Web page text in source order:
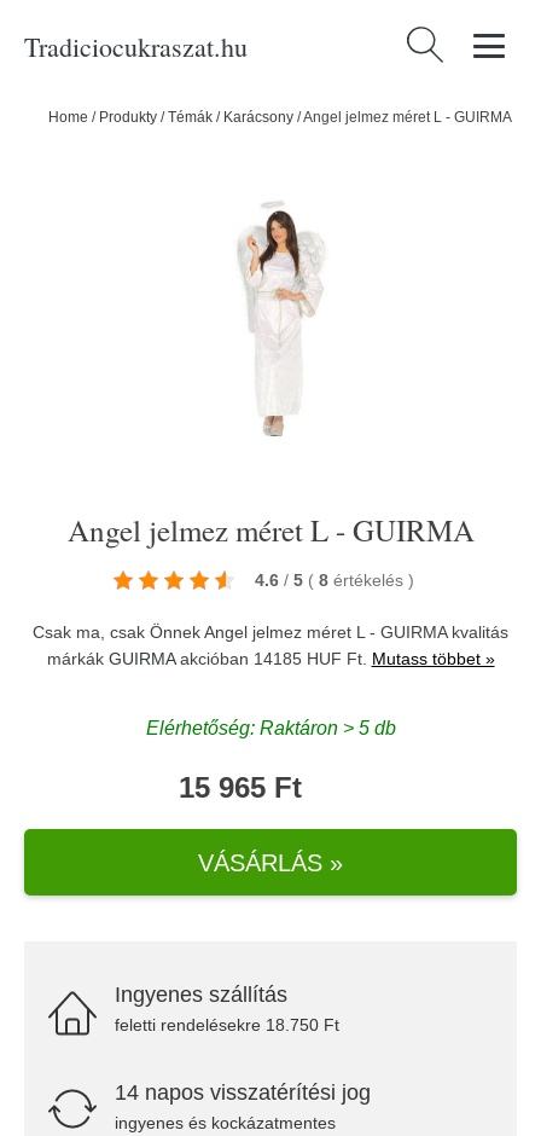
Tradiciocukraszat.hu Keresés:
Home / Produkty /Témák / Karácsony /Angel jelmez méret L - GUIRMA
Angel jelmez méret L - GUIRMA
4.6 / 5 ( 8 értékelés )
Csak ma, csak Önnek Angel jelmez méret L - GUIRMA kvalitás
márkák GUIRMAakcióban 14185 HUF Ft. Mutass többet »
Elérhetőség: Raktáron > 5 db
15 965 Ft
VÁSÁRLÁS »
Ingyenes szállítás
feletti rendelésekre 18.750 Ft
14 napos visszatérítési jog
ingyenes és kockázatmentes